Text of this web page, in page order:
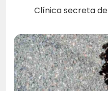
Clínica secreta